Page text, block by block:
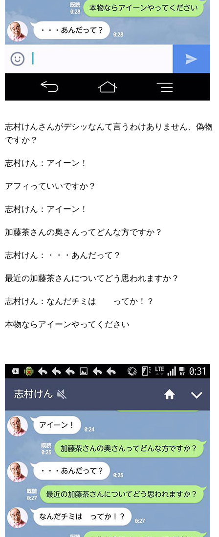
志村けんさんがデシッなんて言うわけありません、偽物
ですか？
志村けん：アイーン！
アフィっていいですか？
志村けん：アイーン！
加藤茶さんの奥さんってどんな方ですか？
志村けん：・・・あんだって？
最近の加藤茶さんについてどう思われますか？
志村けん：なんだチミは ってか！？
本物ならアイーンやってください